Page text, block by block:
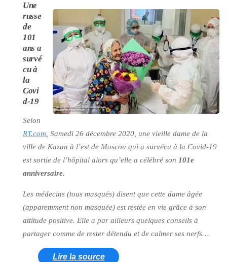
Une
russe
de
101
ans a
survé
cu à
la
Covi
d-19
Selon
RT.com, Samedi 26 décembre 2020, une vieille dame de la
ville de Kazan à l’est de Moscou qui a survécu à la Covid-19
est sortie de l’hôpital alors qu’elle a célébré son 101e
anniversaire.
Les médecins (tous masqués) disent que cette dame âgée
(apparemment non masquée) est restée en vie grâce à son
attitude positive. Elle a par ailleurs quelques conseils à
partager comme de rester détendu et de calmer ses nerfs…
Lire la source